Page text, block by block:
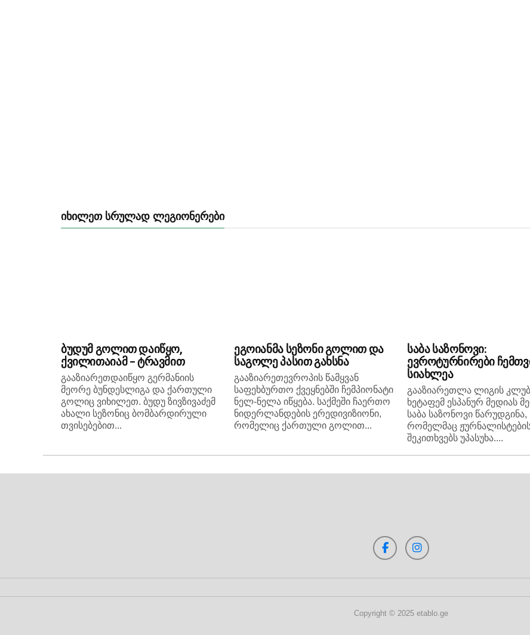
ᲘᲮᲘᲚᲔᲗ ᲡᲠᲣᲚᲐᲓ ᲚᲔᲒᲘᲝᲜᲔᲠᲔᲑᲘ
ბუდუმ გოლით დაიწყო,
ქვილითაიამ – ტრავმით
გააზიარეთდაიწყო გერმანიის
მეორე ბუნდესლიგა და ქართული
გოლიც ვიხილეთ. ბუდუ ზივზივაძემ
ახალი სეზონიც ბომბარდირული
თვისებებით...
ეგოიანმა სეზონი გოლით და
საგოლე პასით გახსნა
გააზიარეთევროპის წამყვან
საფეხბურთო ქვეყნებში ჩემპიონატი
ნელ-ნელა იწყება. საქმეში ჩაერთო
ნიდერლანდების ერედივიზიონი,
რომელიც ქართული გოლით...
საბა საზონოვი:
ევროტურნირები
სიახლეა
გააზიარეთლა ლიგის
ხეტაფემ ესპანურ მედიას
საბა საზონოვი წარუდგინა,
რომელმაც
შეკითხვებს უპასუხა....
Copyright © 2025 etablo.ge